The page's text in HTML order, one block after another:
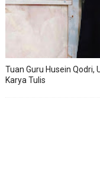
Tuan Guru Husein Qodri,
Karya Tulis